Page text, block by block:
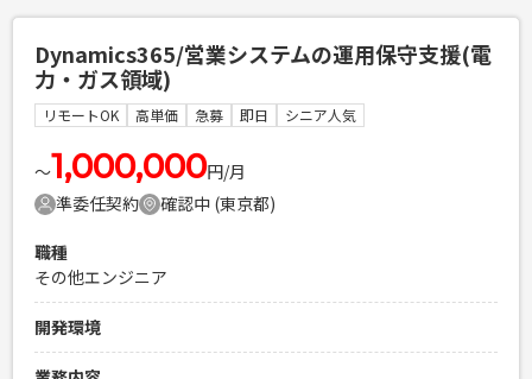
映、表記揺れの確認 ・Figma上のデザイン指示と、実際のレ
イアウトの目視確認・すり合わせ ・チェック完了後のシート
へのステータス記入（校了進捗管理） ・Backlogを用いた実
装担当チームへの修正タスク起票・進行連携
必須スキル
・Webサイト制作における進行管理、ディレクション、また
（HTML、アンカーリンク、ALTテキスト、メタタグ等の用語
と仕様の理解） ・Excelを用いた緻密なデータ管理・ステータ
ス管理経験 ・お盆休暇は土日祝（暦通り）で問題ない方
Laravelを用いた開発経験1年以上
Dynamics365/営業システムの運用保守支援(電
力・ガス領域)
リモートOK 高単価 急募 即日 シニア人気
〜1,000,000円/月
準委任契約
確認中 (東京都)
職種
その他エンジニア
開発環境